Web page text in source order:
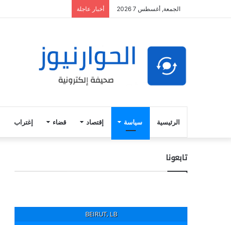
الجمعة, أغسطس 7 2026 أخبار عاجلة
الرئيسية سياسة إقتصاد قضاء إغتراب
تابعونا
BEIRUT, LB